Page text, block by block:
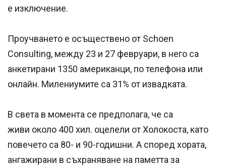
е изключение.
Проучването е осъществено от Schoen
Consulting, между 23 и 27 февруари, в него са
анкетирани 1350 американци, по телефона или
онлайн. Милениумите са 31% от извадката.
В света в момента се предполага, че са
живи около 400 хил. оцелели от Холокоста, като
повечето са 80- и 90-годишни. А според хората,
ангажирани в съхраняване на паметта за